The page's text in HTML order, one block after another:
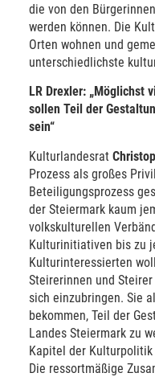
die von den
werden können. Die
Orten wohnen und
unterschiedlichste
LR Drexler: „Möglichst
sollen Teil der
sein“
Kulturlandesrat
Prozess als großes
Beteiligungsprozess
der Steiermark kaum
volkskulturellen
Kulturinitiativen bis zu
Kulturinteressierten
Steirerinnen und
sich einzubringen. Sie
bekommen, Teil der
Landes Steiermark zu
Kapitel der Kulturpolitik
Die ressortmäßige